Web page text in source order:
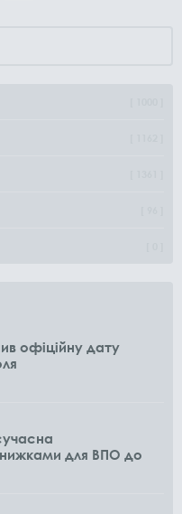
офіційну дату
для ВПО до